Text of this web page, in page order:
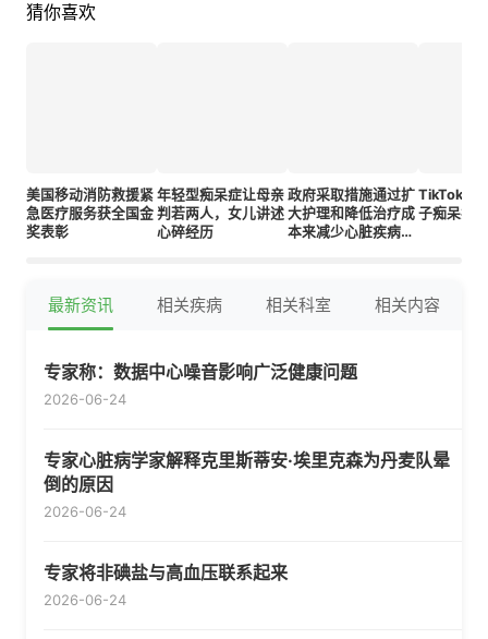
猜你喜欢
美国移动消防救援紧
急医疗服务获全国金
奖表彰
年轻型痴呆症让母亲
判若两人，女儿讲述
心碎经历
政府采取措施通过扩
大护理和降低治疗成
本来减少心脏疾病死
TikTok日
子痴呆症
最新资讯 相关疾病 相关科室 相关内容
专家称：数据中心噪音影响广泛健康问题
2026-06-24
专家心脏病学家解释克里斯蒂安·埃里克森为丹麦队晕
倒的原因
2026-06-24
专家将非碘盐与高血压联系起来
2026-06-24